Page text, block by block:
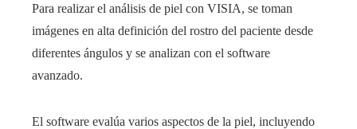
Para realizar el análisis de piel con VISIA, se toman
imágenes en alta definición del rostro del paciente desde
diferentes ángulos y se analizan con el software
avanzado.
El software evalúa varios aspectos de la piel, incluyendo